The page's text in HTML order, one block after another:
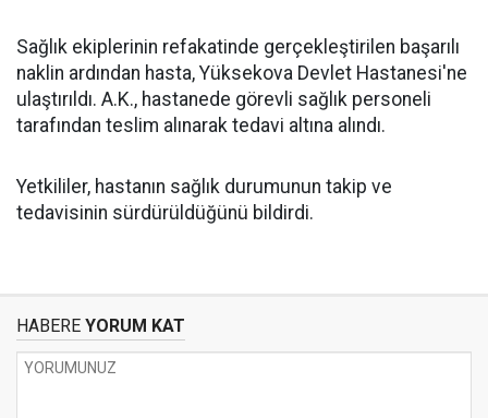
Sağlık ekiplerinin refakatinde gerçekleştirilen başarılı
naklin ardından hasta, Yüksekova Devlet Hastanesi'ne
ulaştırıldı. A.K., hastanede görevli sağlık personeli
tarafından teslim alınarak tedavi altına alındı.
Yetkililer, hastanın sağlık durumunun takip ve
tedavisinin sürdürüldüğünü bildirdi.
HABERE YORUM KAT